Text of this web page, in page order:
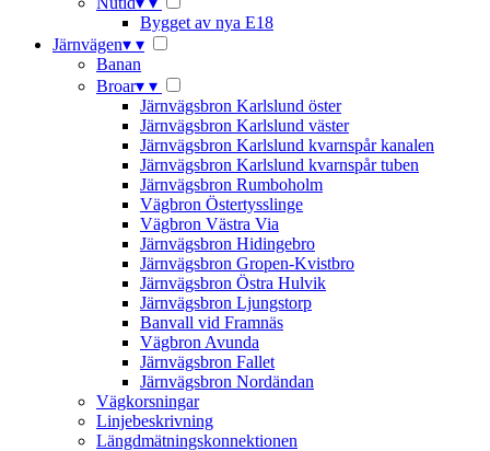
Bygget av nya E18
Järnvägen▾ ▾
Banan
Broar▾ ▾
Järnvägsbron Karlslund öster
Järnvägsbron Karlslund väster
Järnvägsbron Karlslund kvarnspår kanalen
Järnvägsbron Karlslund kvarnspår tuben
Järnvägsbron Rumboholm
Vägbron Östertysslinge
Vägbron Västra Via
Järnvägsbron Hidingebro
Järnvägsbron Gropen-Kvistbro
Järnvägsbron Östra Hulvik
Järnvägsbron Ljungstorp
Banvall vid Framnäs
Vägbron Avunda
Järnvägsbron Fallet
Järnvägsbron Nordändan
Vägkorsningar
Linjebeskrivning
Längdmätningskonnektionen